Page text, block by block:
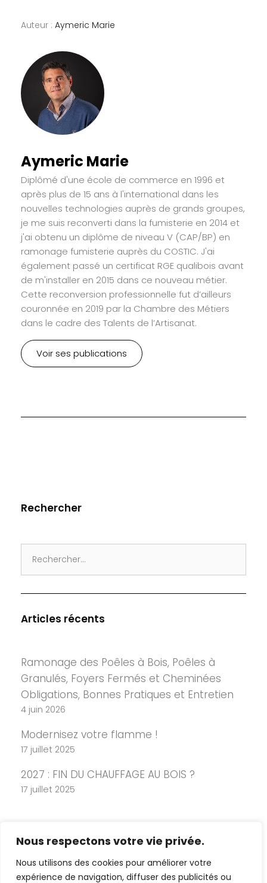
Nous respectons votre vie privée.
Nous utilisons des cookies pour améliorer votre
expérience de navigation, diffuser des publicités ou
Auteur : Aymeric Marie
Aymeric Marie
Diplômé d'une école de commerce en 1996 et
après plus de 15 ans à l'international dans les
nouvelles technologies auprès de grands groupes,
je me suis reconverti dans la fumisterie en 2014 et
j'ai obtenu un diplôme de niveau V (CAP/BP) en
ramonage fumisterie auprès du COSTIC. J'ai
également passé un certificat RGE qualibois avant
de m'installer en 2015 dans ce nouveau métier.
Cette reconversion professionnelle fut d’ailleurs
couronnée en 2019 par la Chambre des Métiers
dans le cadre des Talents de l’Artisanat.
Voir ses publications
Rechercher
for:
Articles récents
Ramonage des Poêles à Bois, Poêles à
Granulés, Foyers Fermés et Cheminées
Obligations, Bonnes Pratiques et Entretien
4 juin 2026
Modernisez votre flamme !
17 juillet 2025
2027 : FIN DU CHAUFFAGE AU BOIS ?
17 juillet 2025